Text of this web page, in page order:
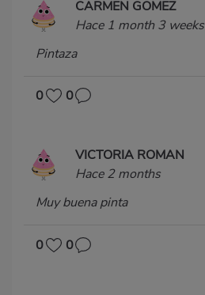
CARMEN GOMEZ
Hace 1 month 3 weeks
Pintaza
0 0
VICTORIA ROMAN
Hace 2 months
Muy buena pinta
0 0